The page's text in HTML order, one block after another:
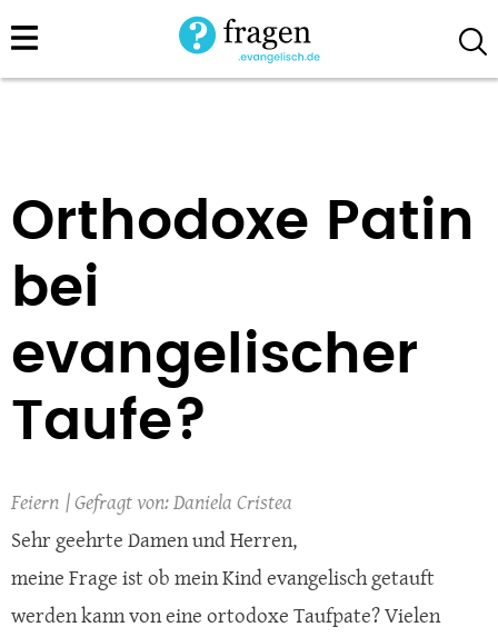
Direkt
zum
Orthodoxe Patin
bei
evangelischer
Taufe?
Feiern
Daniela Cristea
Sehr geehrte Damen und Herren,
meine Frage ist ob mein Kind evangelisch getauft
werden kann von eine ortodoxe Taufpate? Vielen